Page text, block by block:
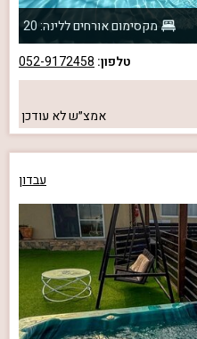
מקסימום אורחים ללינה: 20
טלפון: 052-9172458
אמצ״שלא עודכן
עבדון